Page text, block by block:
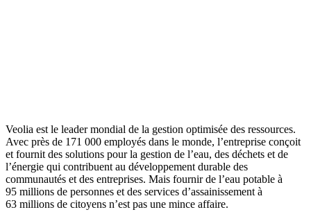
Veolia est le leader mondial de la gestion optimisée des ressources.
Avec près de 171 000 employés dans le monde, l’entreprise conçoit
et fournit des solutions pour la gestion de l’eau, des déchets et de
l’énergie qui contribuent au développement durable des
communautés et des entreprises. Mais fournir de l’eau potable à
95 millions de personnes et des services d’assainissement à
63 millions de citoyens n’est pas une mince affaire.